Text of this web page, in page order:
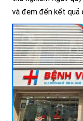
và đem đến kết quả